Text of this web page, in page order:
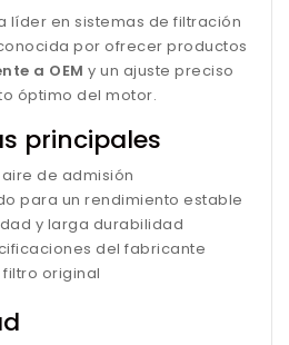
líder en sistemas de filtración
por ofrecer productos
a OEM y un ajuste preciso
óptimo del motor.
principales
de admisión
para un rendimiento estable
y larga durabilidad
del fabricante
original